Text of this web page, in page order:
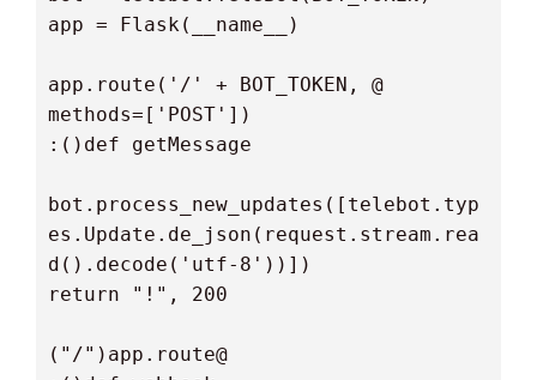
@app.route('/' + BOT_TOKEN,
bot.process_new_updates([telebot.typ
es.Update.de_json(request.stream.rea